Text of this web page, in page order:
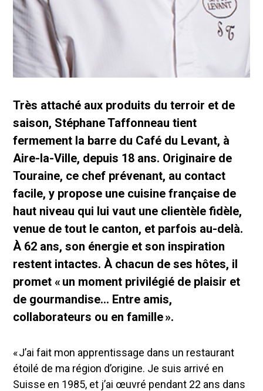
Très attaché aux produits du terroir et de
saison, Stéphane Taffonneau tient
fermement la barre du Café du Levant, à
Aire-la-Ville, depuis 18 ans. Originaire de
Touraine, ce chef prévenant, au contact
facile, y propose une cuisine française de
haut niveau qui lui vaut une clientèle fidèle,
venue de tout le canton, et parfois au-delà.
À 62 ans, son énergie et son inspiration
restent intactes. À chacun de ses hôtes, il
promet « un moment privilégié de plaisir et
de gourmandise… Entre amis,
collaborateurs ou en famille ».
« J’ai fait mon apprentissage dans un restaurant
étoilé de ma région d’origine. Je suis arrivé en
Suisse en 1985, et j’ai œuvré pendant 22 ans dans